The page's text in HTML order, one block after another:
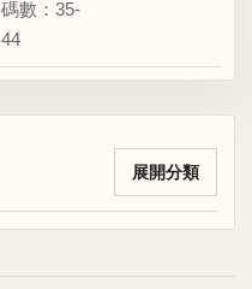
展開分類
碼數：35-
44